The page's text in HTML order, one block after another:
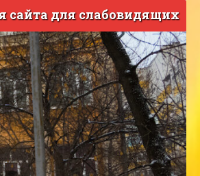
сайта для слабовидящих